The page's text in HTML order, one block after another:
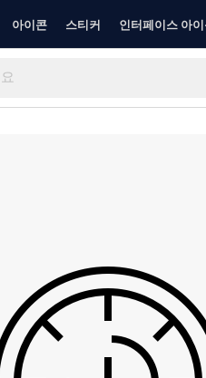
아이콘 스티커 인터페이스 아